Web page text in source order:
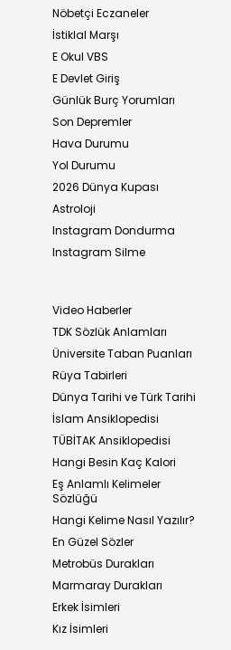
Nöbetçi Eczaneler
İstiklal Marşı
E Okul VBS
E Devlet Giriş
Günlük Burç Yorumları
Son Depremler
Hava Durumu
Yol Durumu
2026 Dünya Kupası
Astroloji
Instagram Dondurma
Instagram Silme
Video Haberler
TDK Sözlük Anlamları
Üniversite Taban Puanları
Rüya Tabirleri
Dünya Tarihi ve Türk Tarihi
İslam Ansiklopedisi
TÜBİTAK Ansiklopedisi
Hangi Besin Kaç Kalori
Eş Anlamlı Kelimeler
Sözlüğü
Hangi Kelime Nasıl Yazılır?
En Güzel Sözler
Metrobüs Durakları
Marmaray Durakları
Erkek İsimleri
Kız İsimleri